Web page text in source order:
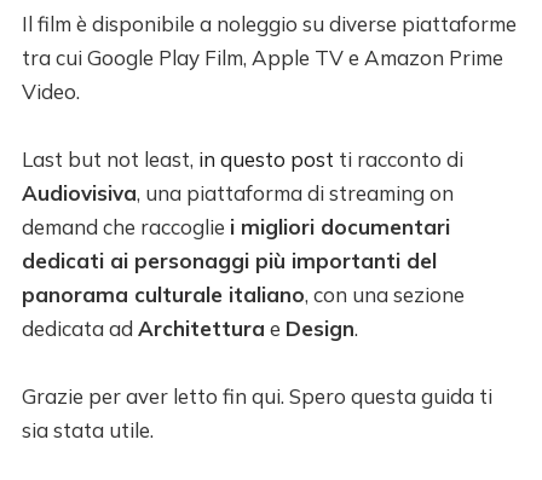
Il film è disponibile a noleggio su diverse piattaforme
tra cui Google Play Film, Apple TV e Amazon Prime
Video.
Last but not least, in questo post ti racconto di
Audiovisiva, una piattaforma di streaming on
demand che raccoglie i migliori documentari
dedicati ai personaggi più importanti del
panorama culturale italiano, con una sezione
dedicata ad Architettura e Design.
Grazie per aver letto fin qui. Spero questa guida ti
sia stata utile.